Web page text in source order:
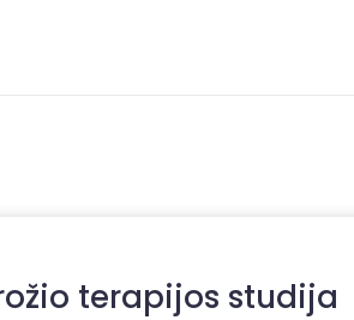
terapijos studija